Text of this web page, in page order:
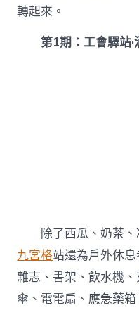
轉起來。
第1期：工會驛站·
除了西瓜、奶茶
九宮格站還為戶外休
雜志、書架、飲水機
傘、電電扇、應急藥